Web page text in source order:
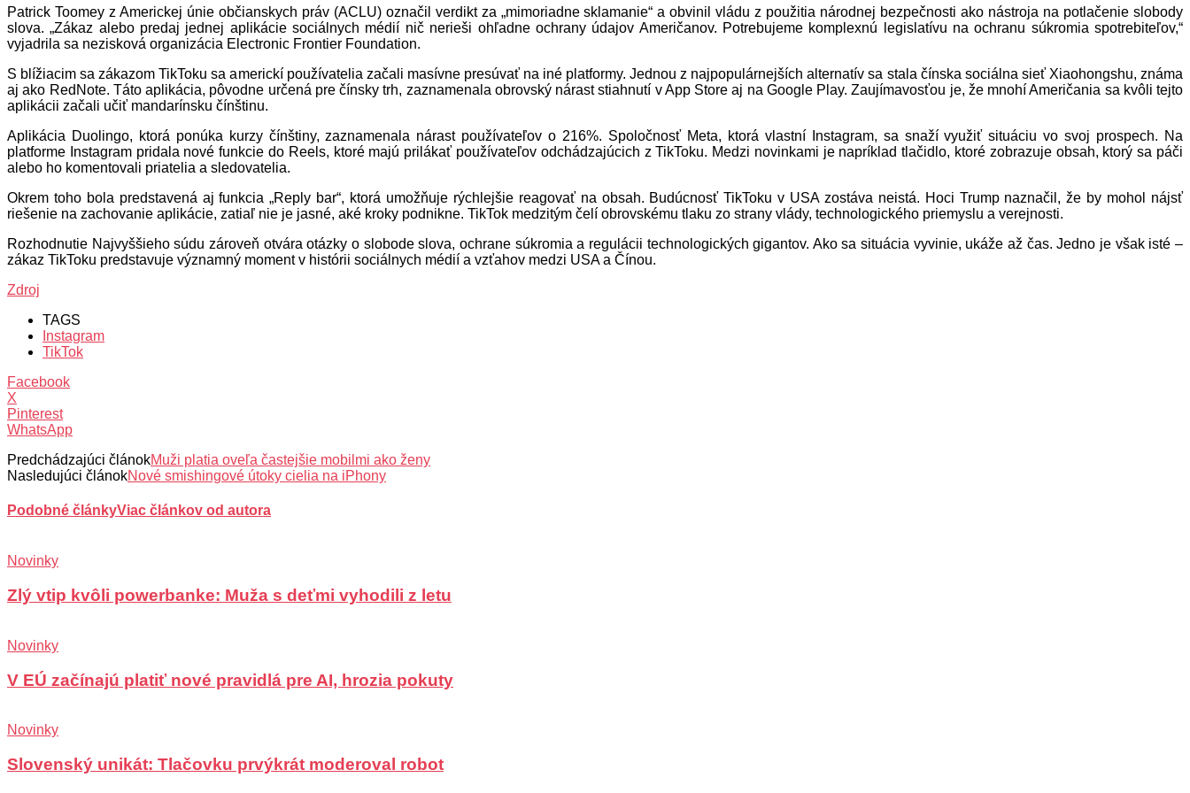
Patrick Toomey z Americkej únie občianskych práv (ACLU) označil verdikt za „mimoriadne sklamanie“ a obvinil vládu z použitia národnej bezpečnosti ako nástroja na potlačenie slobody
slova. „Zákaz alebo predaj jednej aplikácie sociálnych médií nič nerieši ohľadne ochrany údajov Američanov. Potrebujeme komplexnú legislatívu na ochranu súkromia spotrebiteľov,“
vyjadrila sa nezisková organizácia Electronic Frontier Foundation.
S blížiacim sa zákazom TikToku sa americkí používatelia začali masívne presúvať na iné platformy. Jednou z najpopulárnejších alternatív sa stala čínska sociálna sieť Xiaohongshu, známa
aj ako RedNote. Táto aplikácia, pôvodne určená pre čínsky trh, zaznamenala obrovský nárast stiahnutí v App Store aj na Google Play. Zaujímavosťou je, že mnohí Američania sa kvôli tejto
aplikácii začali učiť mandarínsku čínštinu.
Aplikácia Duolingo, ktorá ponúka kurzy čínštiny, zaznamenala nárast používateľov o 216%. Spoločnosť Meta, ktorá vlastní Instagram, sa snaží využiť situáciu vo svoj prospech. Na
platforme Instagram pridala nové funkcie do Reels, ktoré majú prilákať používateľov odchádzajúcich z TikToku. Medzi novinkami je napríklad tlačidlo, ktoré zobrazuje obsah, ktorý sa páči
alebo ho komentovali priatelia a sledovatelia.
Okrem toho bola predstavená aj funkcia „Reply bar“, ktorá umožňuje rýchlejšie reagovať na obsah. Budúcnosť TikToku v USA zostáva neistá. Hoci Trump naznačil, že by mohol nájsť
riešenie na zachovanie aplikácie, zatiaľ nie je jasné, aké kroky podnikne. TikTok medzitým čelí obrovskému tlaku zo strany vlády, technologického priemyslu a verejnosti.
Rozhodnutie Najvyššieho súdu zároveň otvára otázky o slobode slova, ochrane súkromia a regulácii technologických gigantov. Ako sa situácia vyvinie, ukáže až čas. Jedno je však isté –
zákaz TikToku predstavuje významný moment v histórii sociálnych médií a vzťahov medzi USA a Čínou.
Zdroj
TAGS
Instagram
TikTok
Facebook
X
Pinterest
WhatsApp
Predchádzajúci článokMuži platia oveľa častejšie mobilmi ako ženy
Nasledujúci článokNové smishingové útoky cielia na iPhony
Podobné článkyViac článkov od autora
Novinky
Zlý vtip kvôli powerbanke: Muža s deťmi vyhodili z letu
Novinky
V EÚ začínajú platiť nové pravidlá pre AI, hrozia pokuty
Novinky
Slovenský unikát: Tlačovku prvýkrát moderoval robot